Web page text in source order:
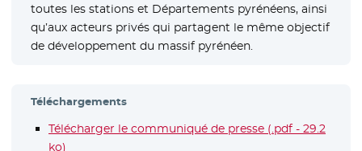
toutes les stations et Départements pyrénéens, ainsi
qu’aux acteurs privés qui partagent le même objectif
de développement du massif pyrénéen.
Téléchargements
Télécharger le communiqué de presse (.pdf - 29.2
ko)